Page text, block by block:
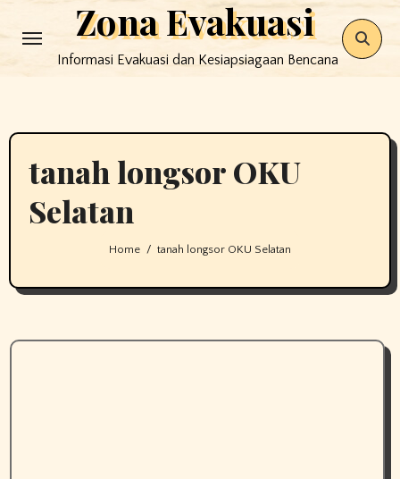
to
Zona Evakuasi
Informasi Evakuasi dan Kesiapsiagaan Bencana
tanah longsor OKU
Selatan
Home tanah longsor OKU Selatan